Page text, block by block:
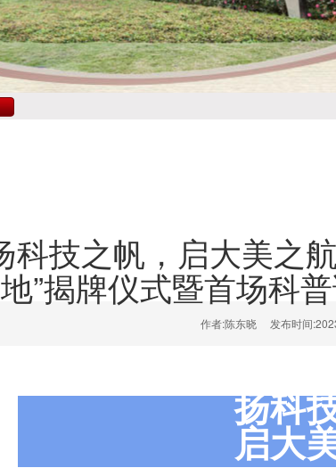
科技之帆，启大美之
地”揭牌仪式暨首场科
作者:陈东晓 发布时间
扬科
启大